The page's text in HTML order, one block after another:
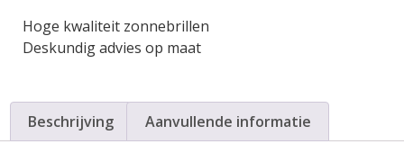
Hoge kwaliteit zonnebrillen
Deskundig advies op maat
Beschrijving Aanvullende informatie